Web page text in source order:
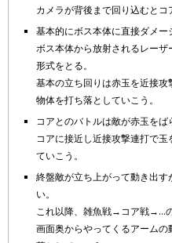
カメラが背後まで回り込むとコ
基本的にボス本体に直接ダメー
ボス本体から放射されるレーザ
形式をとる。
基本の立ち回りは赤玉を近接
物体を打ち落としていこう。
コアとのバトルは敵が赤玉をば
コアに接近し近接攻撃連打で
ていこう。
終盤敵が立ち上がって動き出
い。
これ以降、雑魚戦→コア戦→…の
画面奥からやってくるアーム